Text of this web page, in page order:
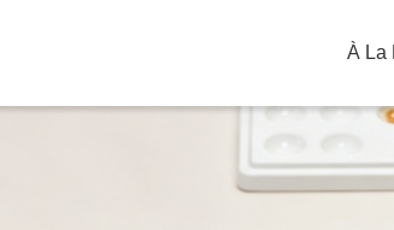
À La